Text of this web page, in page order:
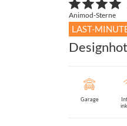
Animod-Sterne
LAST-
Garage